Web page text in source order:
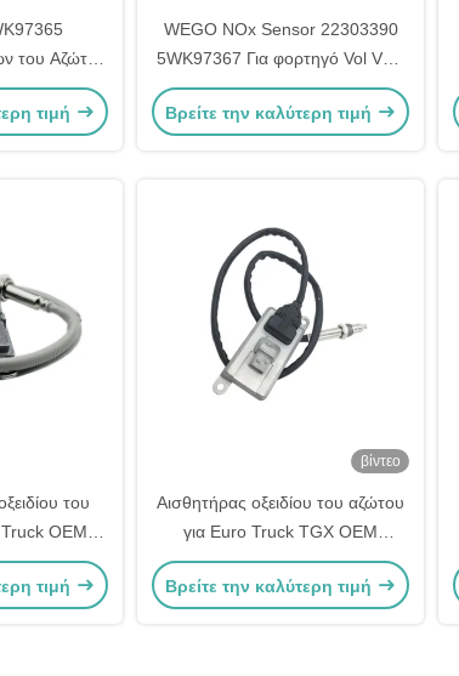
του Αζώτου
Mack
τιμή
WEGO NOx Sensor 22303390
5WK97367 Για φορτηγό Vol VNL
D11/D13/D16
Βρείτε την καλύτερη τιμή
του
OEM
τιμή
βίντεο
Αισθητήρας οξειδίου του αζώτου
για Euro Truck TGX OEM
51154080019 5WK96790B
Βρείτε την καλύτερη τιμή